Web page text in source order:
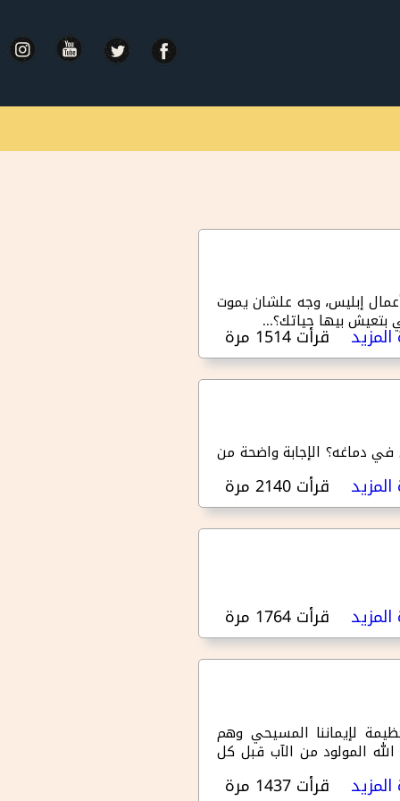
إبليس، وجه علشان يموت
بيها حياتك؟...
حول يوم ٢٥ - ٣ هدايا لعيد الميلاد
قرأت 1514 مرة
دماغه؟ الإجابة واضحة من
حول يوم ٢٤ - هدفين لعيد الميلاد
قرأت 2140 مرة
حول يوم ٢٣ - عطية الله اللي ما تتوصفش
قرأت 1764 مرة
لإيماننا المسيحي وهم
المولود من الآب قبل كل
حول يوم ٢٢ - علشان تؤمنوا
قرأت 1437 مرة